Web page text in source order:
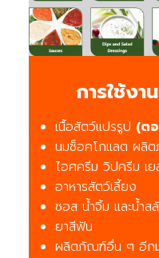
การใช้ง
เนื้อสัตว์แปรรูป (ต
นมช็อคโกแลต ผลิ
ไอศครีม วิปครีม เย
อาหารสัตว์เลี้ยง
ซอส น้ำจิ้ม และน้ำส
ยาสีฟัน
ผลิตภัณฑ์อื่น ๆ อีก